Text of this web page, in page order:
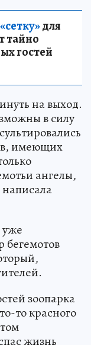
для
тайно
гостей
на выход.
в силу
имеющих
ангелы,
написала
уже
бегемотов
зоопарка
то красного
жизнь